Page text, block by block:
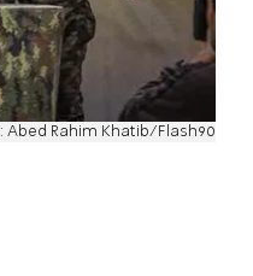
צילום: Abed Rahim Khatib/Flash90